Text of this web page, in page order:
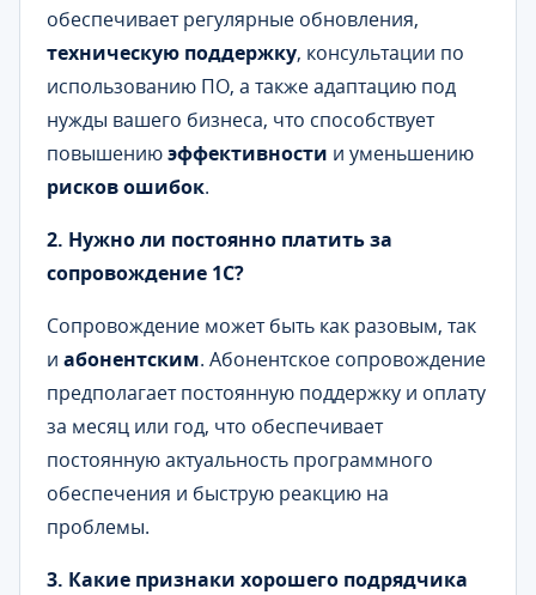
обеспечивает регулярные обновления,
техническую поддержку, консультации по
использованию ПО, а также адаптацию под
нужды вашего бизнеса, что способствует
повышениюэффективности и уменьшению
рисков ошибок.
2. Нужно ли постоянно платить за
сопровождение 1С?
Сопровождение может быть как разовым, так
и абонентским. Абонентское сопровождение
предполагает постоянную поддержку и оплату
за месяц или год, что обеспечивает
постоянную актуальность программного
обеспечения и быструю реакцию на
проблемы.
3. Какие признаки хорошего подрядчика